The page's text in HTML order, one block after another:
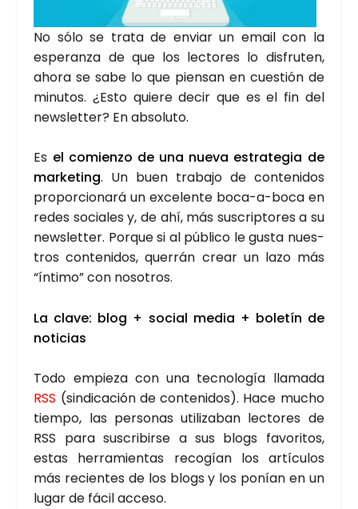
No sólo se tra­ta de enviar un email con la
espe­ran­za de que los lec­to­res lo dis­fru­ten,
aho­ra se sabe lo que pien­san en cues­tión de
minu­tos. ¿Esto quie­re decir que es el fin del
news­let­ter? En abso­lu­to.
Es el comien­zo de una nue­va estra­te­gia de
mar­ke­ting. Un buen tra­ba­jo de con­te­ni­dos
pro­por­cio­na­rá un exce­len­te boca-a-boca en
redes socia­les y, de ahí, más sus­crip­to­res a su
news­let­ter. Por­que si al públi­co le gus­ta nues­
tros con­te­ni­dos, que­rrán crear un lazo más
“ínti­mo” con noso­tros.
La cla­ve: blog + social media + bole­tín de
noti­cias
Todo empie­za con una tec­no­lo­gía lla­ma­da
RSS (sin­di­ca­ción de con­te­ni­dos). Hace mucho
tiem­po, las per­so­nas uti­li­za­ban lec­to­res de
RSS para sus­cri­bir­se a sus blogs favo­ri­tos,
estas herra­mien­tas reco­gían los artícu­los
más recien­tes de los blogs y los ponían en un
lugar de fácil acce­so.